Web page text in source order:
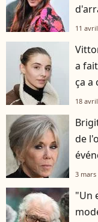
11
a
ça a
18
de
3 mars
"Un